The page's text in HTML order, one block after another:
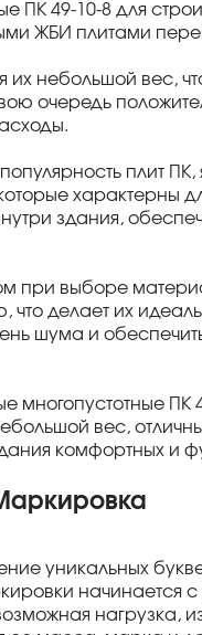
ПК 49-10-8 для
ЖБИ плитами
небольшой вес,
очередь
плит ПК,
характерны
здания,
при выборе
что делает их
шума и
многопустотные
вес,
комфортных и
уникальных
начинается
нагрузка,